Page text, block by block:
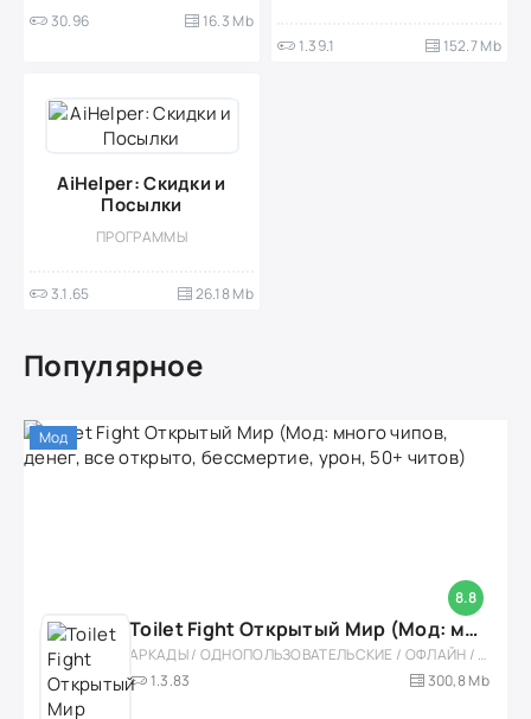
30.96 16.3 Mb
1.39.1 152.7 Mb
AiHelper: Скидки и
Посылки
ПРОГРАММЫ
3.1.65 26.18 Mb
Популярное
8.8
Мод
Toilet Fight Открытый Мир (Мод: много чипов, денег, все открыто, бессмертие, урон, 50+ читов)
АРКАДЫ / ОДНОПОЛЬЗОВАТЕЛЬСКИЕ / ОФЛАЙН / МОД / РОЛЕВЫЕ / ШУТЕРЫ / ОТКРЫТЫЙ МИР / ВСТРОЕННЫЙ КЕШ / 3D / ЭКШЕНЫ / ТУАЛЕТНЫЕ ВОЙНЫ / ДЛЯ ДЕТЕЙ
1.3.83
300,8 Mb